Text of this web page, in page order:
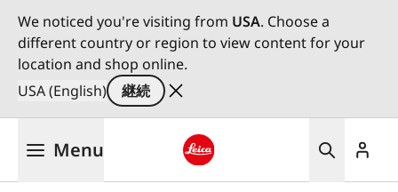
We noticed you're visiting from USA. Choose a
different country or region to view content for your
location and shop online.
USA (English)
継続
Menu